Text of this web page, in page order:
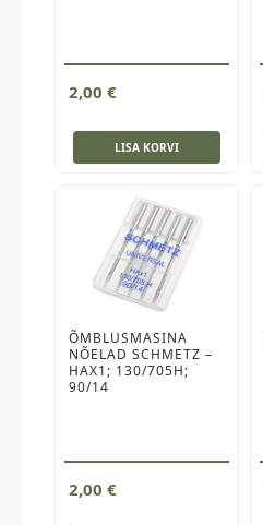
2,00 €
LISA KORVI
ÕMBLUSMASINA
NÕELAD SCHMETZ –
HAX1; 130/705H;
90/14
2,00 €